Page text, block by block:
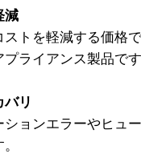
減
ストを軽減する価格
プライアンス製品で
バリ
ションエラーやヒュ